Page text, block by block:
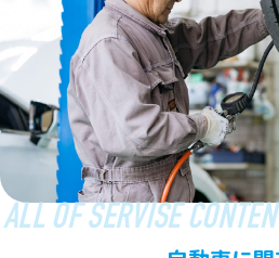
ALL OF SERVISE